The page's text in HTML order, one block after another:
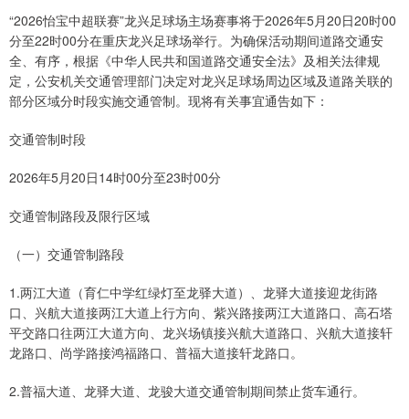
“2026怡宝中超联赛”龙兴足球场主场赛事将于2026年5月20日20时00
分至22时00分在重庆龙兴足球场举行。为确保活动期间道路交通安
全、有序，根据《中华人民共和国道路交通安全法》及相关法律规
定，公安机关交通管理部门决定对龙兴足球场周边区域及道路关联的
部分区域分时段实施交通管制。现将有关事宜通告如下：
交通管制时段
2026年5月20日14时00分至23时00分
交通管制路段及限行区域
（一）交通管制路段
1.两江大道（育仁中学红绿灯至龙驿大道）、龙驿大道接迎龙街路
口、兴航大道接两江大道上行方向、紫兴路接两江大道路口、高石塔
平交路口往两江大道方向、龙兴场镇接兴航大道路口、兴航大道接轩
龙路口、尚学路接鸿福路口、普福大道接轩龙路口。
2.普福大道、龙驿大道、龙骏大道交通管制期间禁止货车通行。